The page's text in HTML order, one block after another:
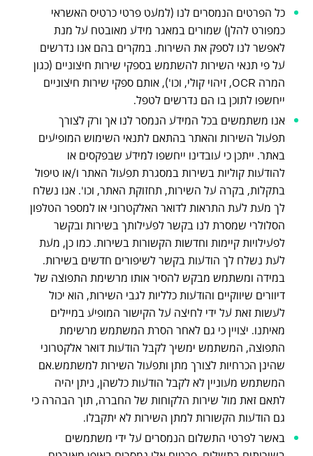
כל הפרטים הנמסרים לנו (למעט פרטי כרטיס האשראי
כמפורט להלן) שמורים במאגר מידע מאובטח על מנת
לאפשר לנו לספק את השירות. במקרים בהם אנו נדרשים
על פי תנאי השירות להשתמש בספקי שירות חיצוניים (כגון
המרה OCR, זיהוי קולי, וכו'), אותם ספקי שירות חיצוניים
ייחשפו לתוכן בו הם נדרשים לטפל.
אנו משתמשים בכל המידע הנמסר לנו אך ורק לצורך
תפעול השירות והאתר בהתאם לתנאי השימוש המופיעים
באתר. ייתכן כי עובדינו ייחשפו למידע שבפקסים או
להודעות קוליות בשירות במסגרת תפעול האתר ו/או טיפול
בתקלות, בקרה על השירות, תחזוקת האתר, וכו'. אנו נשלח
לך מעת לעת התראות לדואר האלקטרוני או למספר הטלפון
הסלולרי שמסרת לנו בקשר לפעילותך בשירות ובקשר
לפעילויות קיימות וחדשות הקשורות בשירות. כמו כן, מעת
לעת נשלח לך הודעות בקשר לשיפורים חדשים בשירות.
במידה ומשתמש מבקש להסיר אותו מרשימת התפוצה של
דיוורים שיווקיים והודעות כלליות לגבי השירות, הוא יכול
לעשות זאת על ידי לחיצה על הקישור המופיע במיילים
מאיתנו. יצויין כי גם לאחר הסרת המשתמש מרשימת
התפוצה, המשתמש ימשיך לקבל הודעות דואר אלקטרוני
שהינן הכרחיות לצורך מתן ותפעול השירות למשתמש.אם
המשתמש מעוניין לא לקבל הודעות כלשהן, ניתן יהיה
לתאם זאת מול שירות הלקוחות של החברה, תוך הבהרה כי
גם הודעות הקשורות למתן השירות לא יתקבלו.
באשר לפרטי התשלום הנמסרים על ידי משתמשים